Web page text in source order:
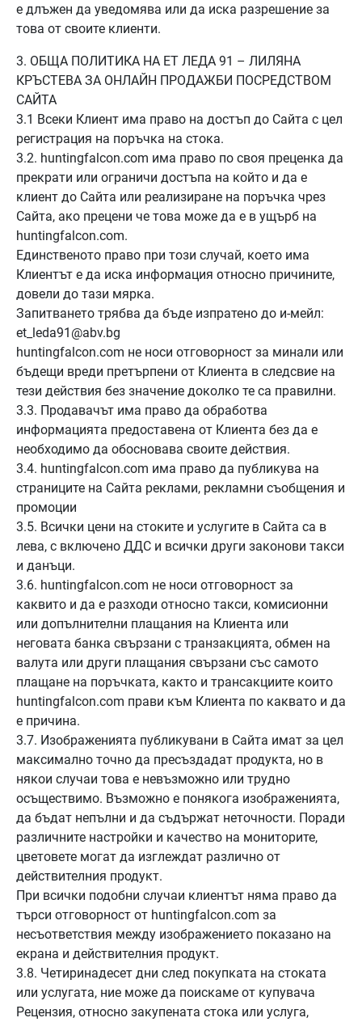
е длъжен да уведомява или да иска разрешение за
това от своите клиенти.
3. ОБЩА ПОЛИТИКА НА ЕТ ЛЕДА 91 – ЛИЛЯНА
КРЪСТЕВА ЗА ОНЛАЙН ПРОДАЖБИ ПОСРЕДСТВОМ
САЙТА
3.1 Всеки Клиент има право на достъп до Сайта с цел
регистрация на поръчка на стока.
3.2. huntingfalcon.com има право по своя преценка да
прекрати или ограничи достъпа на който и да е
клиент до Сайта или реализиране на поръчка чрез
Сайта, ако прецени че това може да е в ущърб на
huntingfalcon.com.
Единственото право при този случай, което има
Клиентът е да иска информация относно причините,
довели до тази мярка.
Запитването трябва да бъде изпратено до и-мейл:
et_leda91@abv.bg
huntingfalcon.com не носи отговорност за минали или
бъдещи вреди претърпени от Клиента в следсвие на
тези действия без значение доколко те са правилни.
3.3. Продавачът има право да обработва
информацията предоставена от Клиента без да е
необходимо да обосновава своите действия.
3.4. huntingfalcon.com има право да публикува на
страниците на Сайта реклами, рекламни съобщения и
промоции
3.5. Всички цени на стоките и услугите в Сайта са в
лева, с включено ДДС и всички други законови такси
и данъци.
3.6. huntingfalcon.com не носи отговорност за
каквито и да е разходи относно такси, комисионни
или допълнителни плащания на Клиента или
неговата банка свързани с транзакцията, обмен на
валута или други плащания свързани със самото
плащане на поръчката, както и трансакциите които
huntingfalcon.com прави към Клиента по каквато и да
е причина.
3.7. Изображенията публикувани в Сайта имат за цел
максимално точно да пресъздадат продукта, но в
някои случаи това е невъзможно или трудно
осъществимо. Възможно е понякога изображенията,
да бъдат непълни и да съдържат неточности. Поради
различните настройки и качество на мониторите,
цветовете могат да изглеждат различно от
действителния продукт.
При всички подобни случаи клиентът няма право да
търси отговорност от huntingfalcon.com за
несъответствия между изображението показано на
екрана и действителния продукт.
3.8. Четиринадесет дни след покупката на стоката
или услугата, ние може да поискаме от купувача
Рецензия, относно закупената стока или услуга,